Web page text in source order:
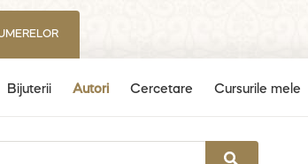
Bijuterii Autori Cercetare Cursurile mele